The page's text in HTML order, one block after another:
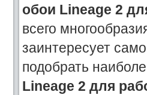
обои Lineage 2
всего
заинтересует
подобрать
Lineage 2 для